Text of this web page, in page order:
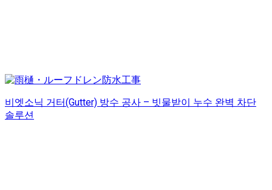
비엣소닉 거터(Gutter) 방수 공사 – 빗물받이 누수 완벽 차단
솔루션